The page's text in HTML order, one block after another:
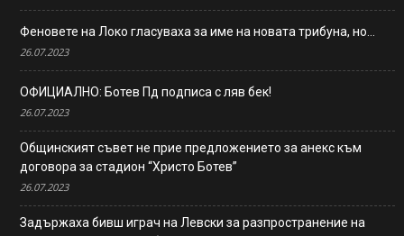
Феновете на Локо гласуваха за име на новата трибуна, но…
26.07.2023
ОФИЦИАЛНО: Ботев Пд подписа с ляв бек!
26.07.2023
Общинският съвет не прие предложението за анекс към
договора за стадион “Христо Ботев”
26.07.2023
Задържаха бивш играч на Левски за разпространение на